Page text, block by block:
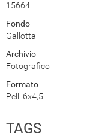
15664
Fondo
Gallotta
Archivio
Fotografico
Formato
Pell. 6x4,5
TAGS